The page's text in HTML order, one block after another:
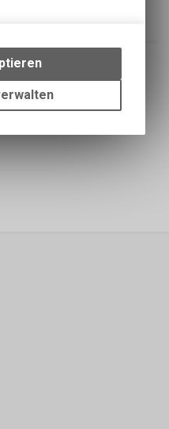
und
auf Ihrem Gerät,
Online-
Daten